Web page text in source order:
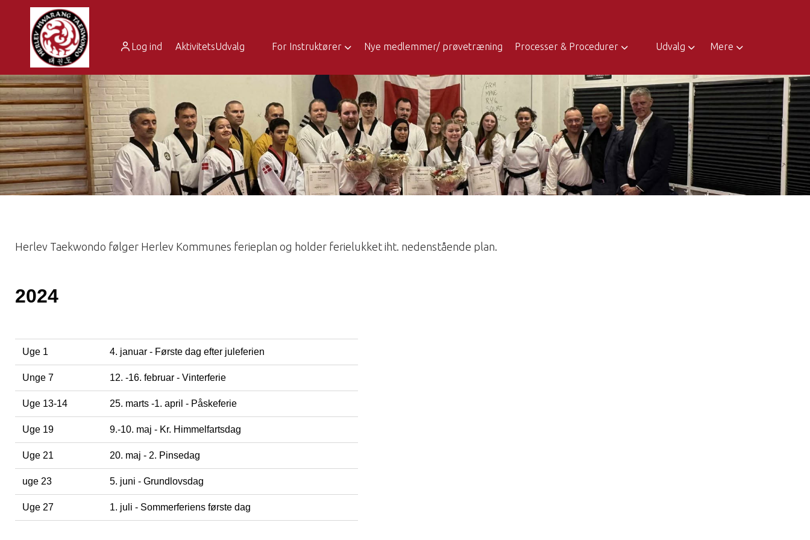
Log ind AktivitetsUdvalg For Instruktører Nye medlemmer/ prøvetræning Processer & Procedurer Udvalg Mere
Herlev Taekwondo følger Herlev Kommunes ferieplan og holder ferielukket iht. nedenstående plan.
2024
Uge 1 4. januar - Første dag efter juleferien
Unge 7 12. -16. februar - Vinterferie
Uge 13-14 25. marts -1. april - Påskeferie
Uge 19 9.-10. maj - Kr. Himmelfartsdag
Uge 21 20. maj - 2. Pinsedag
uge 23 5. juni - Grundlovsdag
Uge 27 1. juli - Sommerferiens første dag